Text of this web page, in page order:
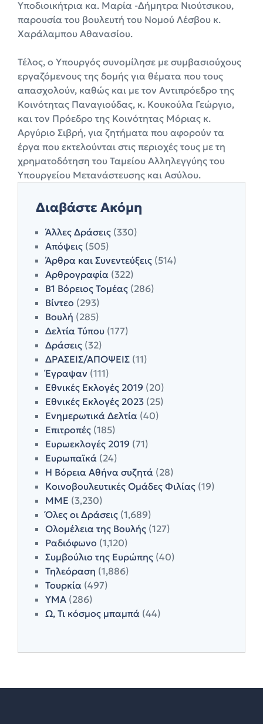
Υποδιοικήτρια κα. Μαρία -Δήμητρα Νιούτσικου,
παρουσία του βουλευτή του Νομού Λέσβου κ.
Χαράλαμπου Αθανασίου.
Τέλος, ο Υπουργός συνομίλησε με συμβασιούχους
εργαζόμενους της δομής για θέματα που τους
απασχολούν, καθώς και με τον Αντιπρόεδρο της
Κοινότητας Παναγιούδας, κ. Κουκούλα Γεώργιο,
και τον Πρόεδρο της Κοινότητας Μόριας κ.
Αργύριο Σιβρή, για ζητήματα που αφορούν τα
έργα που εκτελούνται στις περιοχές τους με τη
χρηματοδότηση του Ταμείου Αλληλεγγύης του
Υπουργείου Μετανάστευσης και Ασύλου.
Διαβάστε Ακόμη
Άλλες Δράσεις (330)
Απόψεις (505)
Άρθρα και Συνεντεύξεις (514)
Αρθρογραφία (322)
Β1 Βόρειος Τομέας (286)
Βίντεο (293)
Βουλή (285)
Δελτία Τύπου (177)
Δράσεις (32)
ΔΡΑΣΕΙΣ/ΑΠΟΨΕΙΣ (11)
Έγραψαν (111)
Εθνικές Εκλογές 2019 (20)
Εθνικές Εκλογές 2023 (25)
Ενημερωτικά Δελτία (40)
Επιτροπές (185)
Ευρωεκλογές 2019 (71)
Ευρωπαϊκά (24)
Η Βόρεια Αθήνα συζητά (28)
Κοινοβουλευτικές Ομάδες Φιλίας (19)
ΜΜΕ (3,230)
Όλες οι Δράσεις (1,689)
Ολομέλεια της Βουλής (127)
Ραδιόφωνο (1,120)
Συμβούλιο της Ευρώπης (40)
Τηλεόραση (1,886)
Τουρκία (497)
ΥΜΑ (286)
Ω, Τι κόσμος μπαμπά (44)